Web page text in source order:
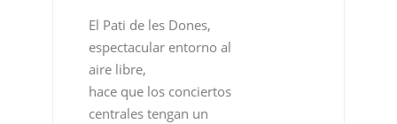
El Pati de les Dones,
espectacular entorno al
aire libre,
hace que los conciertos
centrales tengan un